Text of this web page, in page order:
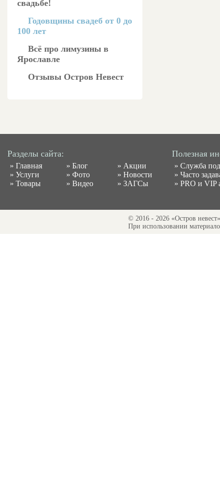
свадьбе!
Годовщины свадеб от 0 до
100 лет
Всё про лимузины в
Ярославле
Отзывы Остров Невест
Разделы сайта:
» Главная
» Услуги
» Товары
» Блог
» Фото
» Видео
» Акции
» Новости
» ЗАГСы
Полезная
» Служба
» Часто
» PRO и VIP
© 2016 - 2026 «Остров
При использовании